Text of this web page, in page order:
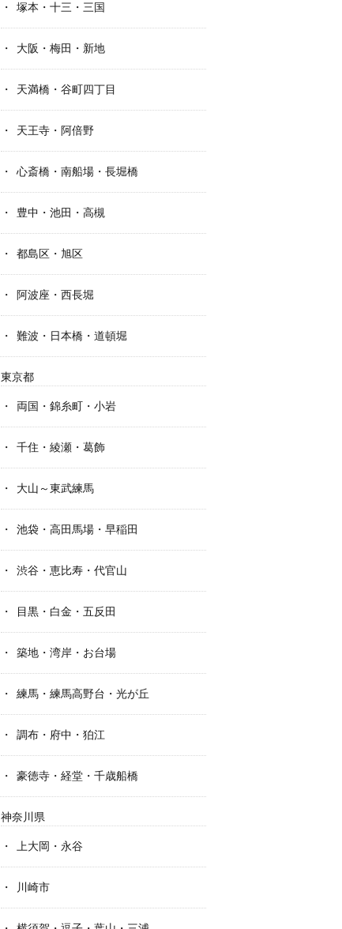
塚本・十三・三国
大阪・梅田・新地
天満橋・谷町四丁目
天王寺・阿倍野
心斎橋・南船場・長堀橋
豊中・池田・高槻
都島区・旭区
阿波座・西長堀
難波・日本橋・道頓堀
東京都
両国・錦糸町・小岩
千住・綾瀬・葛飾
大山～東武練馬
池袋・高田馬場・早稲田
渋谷・恵比寿・代官山
目黒・白金・五反田
築地・湾岸・お台場
練馬・練馬高野台・光が丘
調布・府中・狛江
豪徳寺・経堂・千歳船橋
神奈川県
上大岡・永谷
川崎市